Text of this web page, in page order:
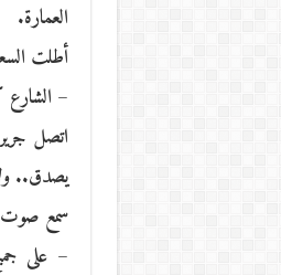
العمارة.
أطلت
– الشارع
اتصل
يصدق..
سمع صوت
– على